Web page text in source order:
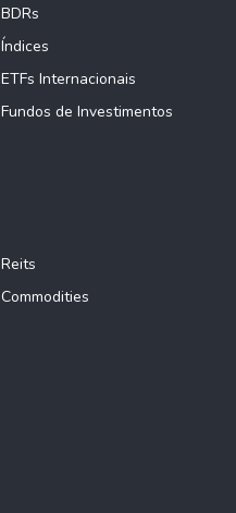
BDRs
Índices
ETFs Internacionais
Fundos de Investimentos
Reits
Commodities